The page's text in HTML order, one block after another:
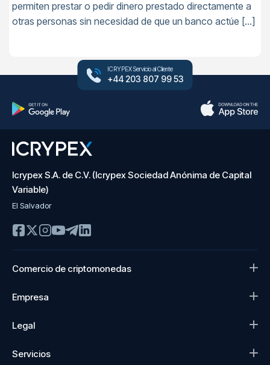
permiten prestar o pedir dinero prestado directamente a
otras personas sin necesidad de que un banco actúe […]
ICRYPEX Servicio al Cliente
+44 203 807 99 53
Icrypex S.A. de C.V. (Icrypex Sociedad Anónima de Capital
Variable)
El Salvador
Comercio de criptomonedas
Empresa
Legal
Servicios